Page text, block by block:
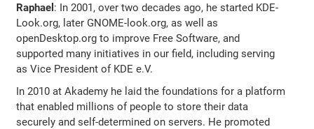
Raphael : In 2001, over two decades ago, he started KDE-
Look.org, later GNOME-look.org, as well as
openDesktop.org to improve Free Software, and
supported many initiatives in our field, including serving
as Vice President of KDE e.V.
In 2010 at Akademy he laid the foundations for a platform
that enabled millions of people to store their data
securely and self-determined on servers. He promoted